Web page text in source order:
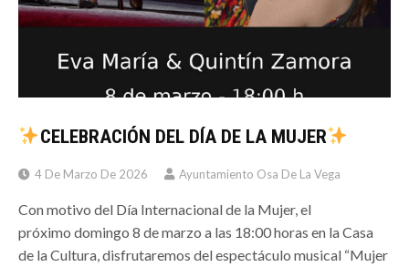
CELEBRACIÓN DEL DÍA DE LA MUJER
4 De Marzo De 2026 Ayuntamiento Osa De La Vega
Con motivo del Día Internacional de la Mujer, el
próximo domingo 8 de marzo a las 18:00 horas en la Casa
de la Cultura, disfrutaremos del espectáculo musical “Mujer